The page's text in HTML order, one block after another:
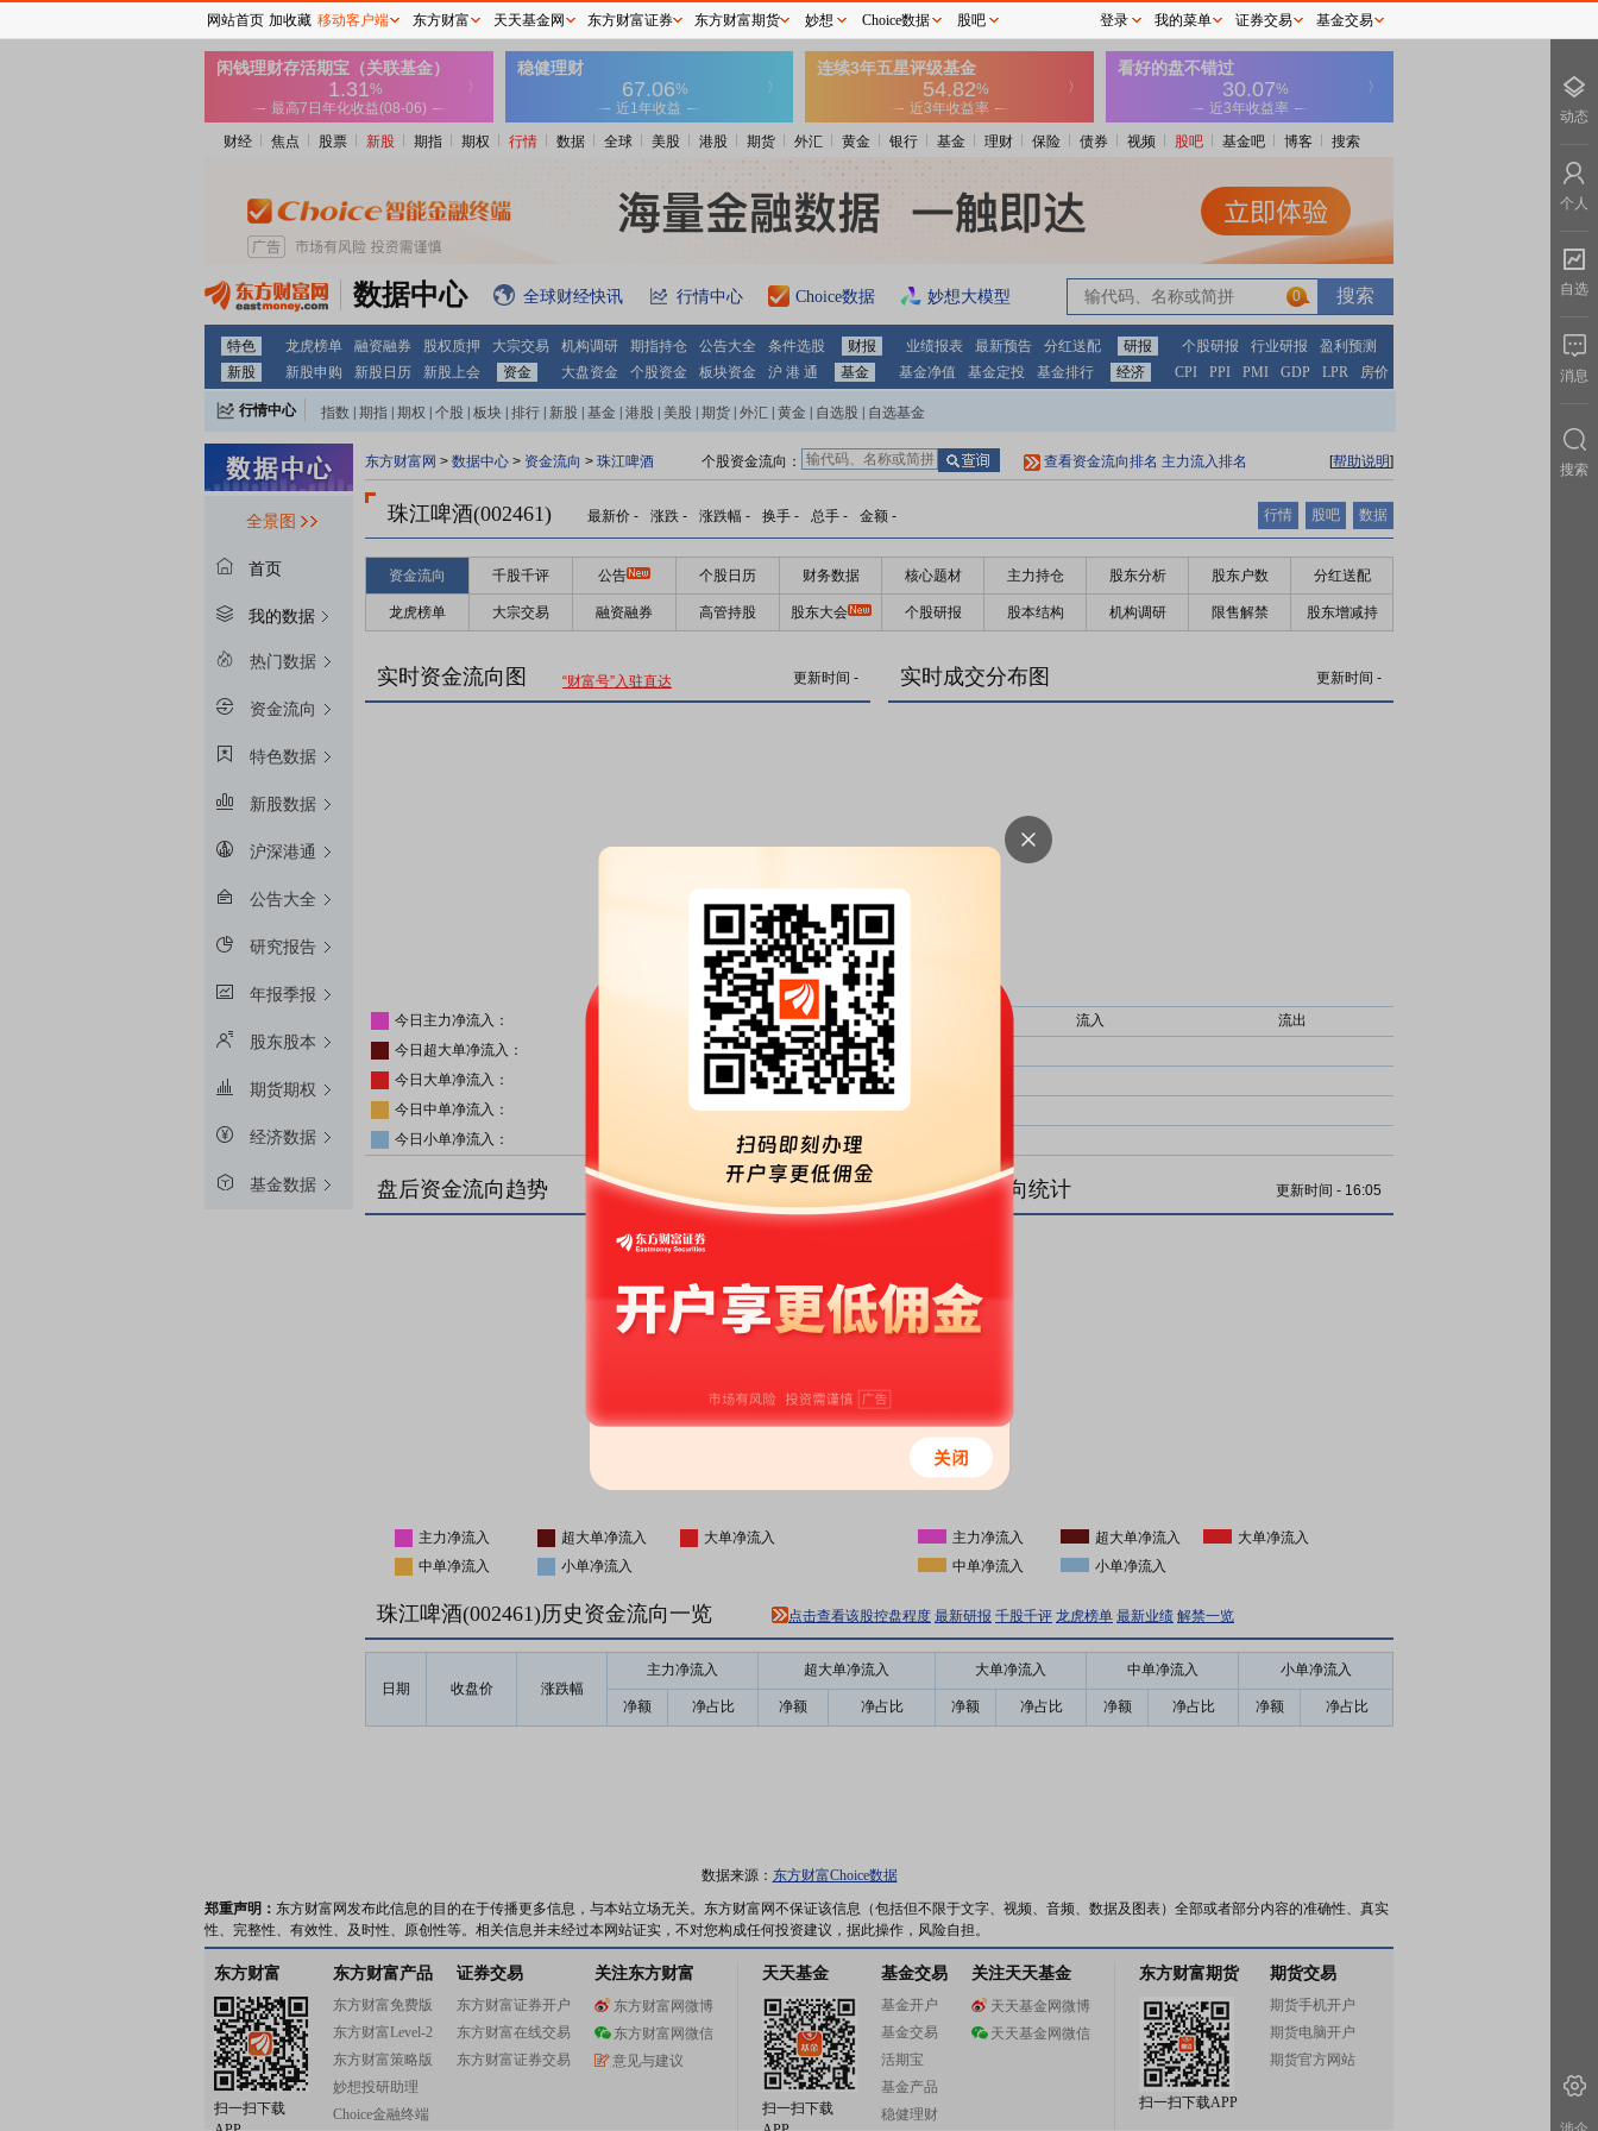
财经 焦点 股票 新股 期指 期权 行情 数据 全球 美股 港股 期货 外汇 黄金 银行 基金 理财 保险 债券 视频 股吧 基金吧 博客 搜索
数据中心 全球财经快讯 行情中心 Choice数据 妙想大模型 0
特色 龙虎榜单 融资融券 股权质押 大宗交易 机构调研 期指持仓 公告大全 条件选股 财报 业绩报表 最新预告 分红送配 研报 个股研报 行业研报
盈利预测
新股
新股申购 新股日历 新股上会 资金 大盘资金 个股资金 板块资金 沪 港 通 基金 基金净值 基金定投 基金排行 经济 CPI PPI PMI GDP LPR 房价
行情中心 指数 期指 期权 个股 板块 排行 新股 基金 港股 美股 期货 外汇 黄金 自选股 自选基金
全景图
首页
我的数据
热门数据
资金流向
特色数据
新股数据
沪深港通
公告大全
研究报告
年报季报
股东股本
期货期权
经济数据
基金数据
东方财富网 > 数据中心 > 资金流向 > 珠江啤酒 个股资金流向： 查看资金流向排名 主力流入排名 [帮助说明]
珠江啤酒(002461) 最新价 - 涨跌 - 涨跌幅 - 换手 - 总手 - 金额 - 行情 股吧 数据
资金流向 千股千评 公告 个股日历 财务数据 核心题材 主力持仓 股东分析 股东户数 分红送配
龙虎榜单 大宗交易 融资融券 高管持股 股东大会 个股研报 股本结构 机构调研 限售解禁 股东增减持
实时资金流向图 “财富号”入驻直达 更新时间 -
今日主力净流入：
主力净比：
今日超大单净流入：
超大单净比：
今日大单净流入：
大单净比：
今日中单净流入：
中单净比：
今日小单净流入：
实时成交分布图 更新时间 -
流入
流出
盘后资金流向趋势
主力净流入 超大单净流入
大单净流入
中单净流入
小单净流入
盘后资金流向统计 更新时间 - 16:05
主力净流入 超大单净流入
大单净流入
中单净流入
小单净流入
珠江啤酒(002461)历史资金流向一览 点击查看该股控盘程度 最新研报 千股千评 龙虎榜单 最新业绩 解禁一览
日期 收盘价 涨跌幅
主力净流入 超大单净流入 大单净流入 中单净流入 小单净流入
净额 净占比 净额 净占比 净额 净占比 净额 净占比 净额 净占比
数据来源： 东方财富Choice数据
郑重声明： 东方财富网发布此信息的目的在于传播更多信息，与本站立场无关。东方财富网不保证该信息（包括但不限于文字、视频、音频、数据及图表）全部或者部分内容的准确性、真实
性、完整性、有效性、及时性、原创性等。相关信息并未经过本网站证实，不对您构成任何投资建议，据此操作，风险自担。
东方财富
扫一扫下载
东方财富产品
东方财富免费版
东方财富Level-2
东方财富策略版
妙想投研助理
Choice金融终端
证券交易
东方财富证券开户
东方财富在线交易
东方财富证券交易
关注东方财富
东方财富网微博
东方财富网微信
意见与建议
天天基金
扫一扫下载
基金交易
基金开户
基金交易
活期宝
基金产品
稳健理财
关注天天基金
天天基金网微博
天天基金网微信
东方财富期货
扫一扫下载APP
期货交易
期货手机开户
期货电脑开户
期货官方网站
网站首页 加收藏 移动客户端 东方财富 天天基金网 东方财富证券 东方财富期货 妙想 Choice数据 股吧 登录 我的菜单 证券交易 基金交易
动态
个人
自选
消息
搜索